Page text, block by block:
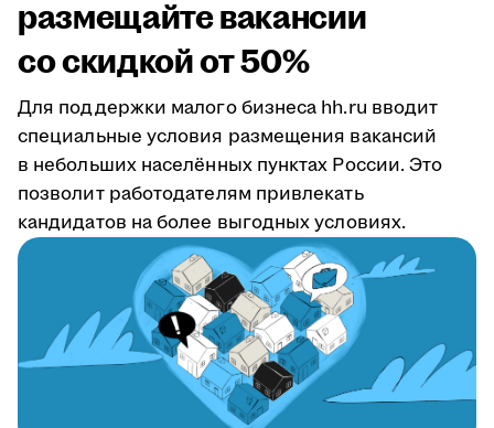
размещайте вакансии
со скидкой от 50%
Для поддержки малого бизнеса hh.ru вводит
специальные условия размещения вакансий
в небольших населённых пунктах России. Это
позволит работодателям привлекать
кандидатов на более выгодных условиях.